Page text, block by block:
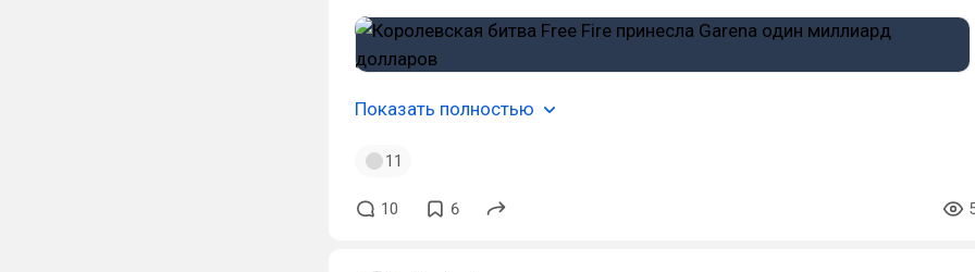
Показать полностью
11
10 6